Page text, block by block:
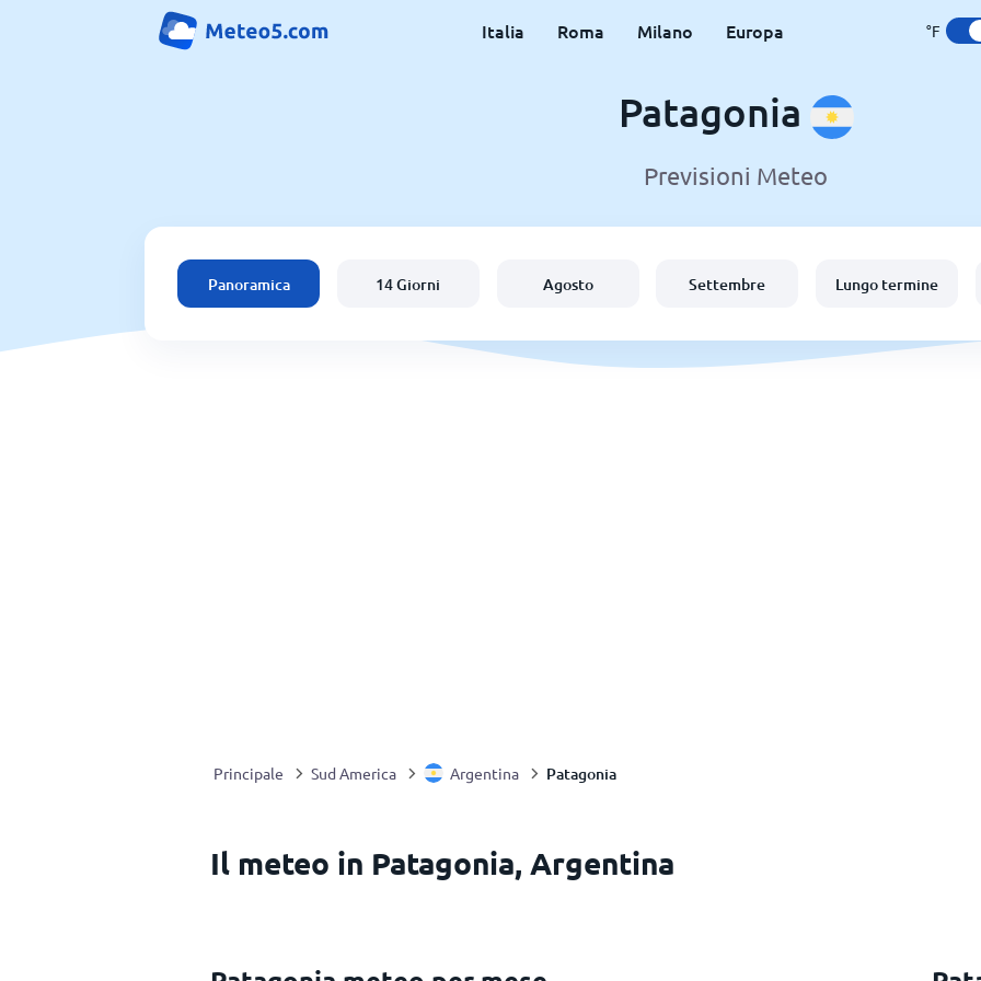
Italia Roma Milano Europa °F
Patagonia
Previsioni Meteo
Panoramica 14 Giorni Agosto Settembre Lungo termine
Principale Sud America Argentina Patagonia
Il meteo in Patagonia, Argentina